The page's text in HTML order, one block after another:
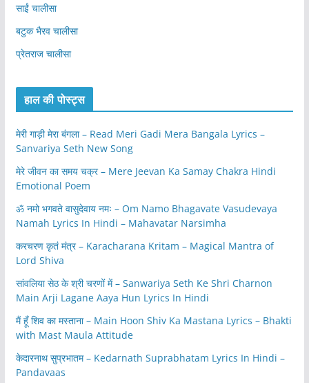
साईं चालीसा
बटुक भैरव चालीसा
प्रेतराज चालीसा
हाल की पोस्ट्स
मेरी गाड़ी मेरा बंगला – Read Meri Gadi Mera Bangala Lyrics –
Sanvariya Seth New Song
मेरे जीवन का समय चक्र – Mere Jeevan Ka Samay Chakra Hindi
Emotional Poem
ॐ नमो भगवते वासुदेवाय नमः – Om Namo Bhagavate Vasudevaya
Namah Lyrics In Hindi – Mahavatar Narsimha
करचरण कृतं मंत्र – Karacharana Kritam – Magical Mantra of
Lord Shiva
सांवलिया सेठ के श्री चरणों में – Sanwariya Seth Ke Shri Charnon
Main Arji Lagane Aaya Hun Lyrics In Hindi
मैं हूँ शिव का मस्ताना – Main Hoon Shiv Ka Mastana Lyrics – Bhakti
with Mast Maula Attitude
केदारनाथ सुप्रभातम – Kedarnath Suprabhatam Lyrics In Hindi –
Pandavaas